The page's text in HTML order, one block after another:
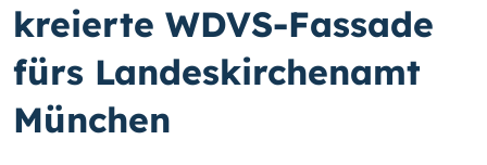
kreierte WDVS-Fassade
fürs Landeskirchenamt
München